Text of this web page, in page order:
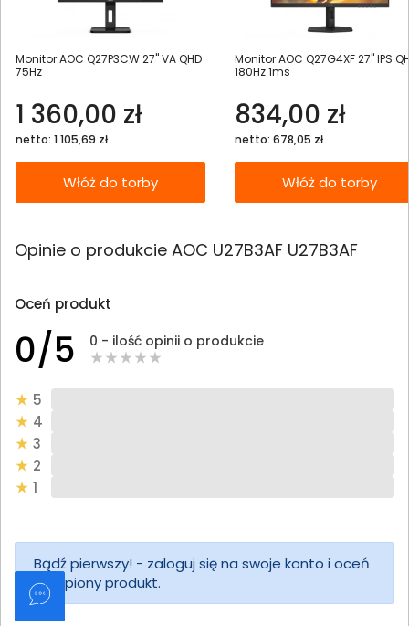
Monitor AOC Q27P3CW 27" VA QHD
75Hz
1 360,00 zł
netto: 1 105,69 zł
Włóż do torby
Monitor AOC Q27G4XF 27" IPS
180Hz 1ms
834,00 zł
netto: 678,05 zł
Włóż do torby
Opinie o produkcie AOC U27B3AF U27B3AF
Oceń produkt
0/5 0 - ilość opinii o produkcie
5
4
3
2
1
Bądź pierwszy! - zaloguj się na swoje konto i oceń
zakupiony produkt.